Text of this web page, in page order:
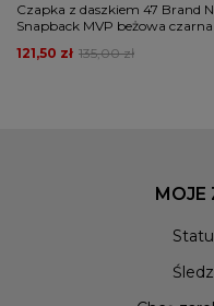
Czapka z daszkiem 47 Brand
Snapback MVP beżowa czarna
135,00 zł
121,50 zł
MOJE